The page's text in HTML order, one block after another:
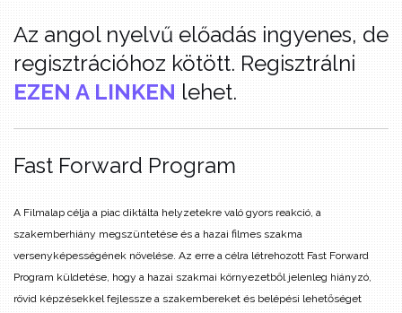
Az angol nyelvű előadás ingyenes, de
regisztrációhoz kötött. Regisztrálni
EZEN A LINKEN lehet.
Fast Forward Program
A Filmalap célja a piac diktálta helyzetekre való gyors reakció, a
szakemberhiány megszüntetése és a hazai filmes szakma
versenyképességének növelése. Az erre a célra létrehozott Fast Forward
Program küldetése, hogy a hazai szakmai környezetből jelenleg hiányzó,
rövid képzésekkel fejlessze a szakembereket és belépési lehetőséget